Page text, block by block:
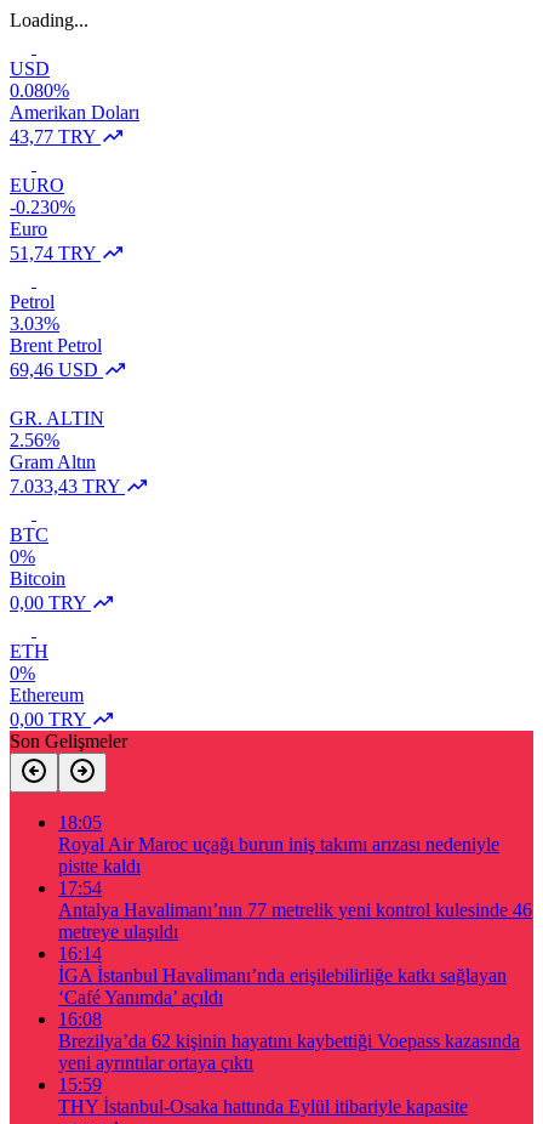
Loading...
USD
0.080%
Amerikan Doları
43,77 TRY
EURO
-0.230%
Euro
51,74 TRY
Petrol
3.03%
Brent Petrol
69,46 USD
GR. ALTIN
2.56%
Gram Altın
7.033,43 TRY
BTC
0%
Bitcoin
0,00 TRY
ETH
0%
Ethereum
0,00 TRY
Son Gelişmeler
18:05
Royal Air Maroc uçağı burun iniş takımı arızası nedeniyle
pistte kaldı
17:54
Antalya Havalimanı’nın 77 metrelik yeni kontrol kulesinde 46
metreye ulaşıldı
16:14
İGA İstanbul Havalimanı’nda erişilebilirliğe katkı sağlayan
‘Café Yanımda’ açıldı
16:08
Brezilya’da 62 kişinin hayatını kaybettiği Voepass kazasında
yeni ayrıntılar ortaya çıktı
15:59
THY İstanbul-Osaka hattında Eylül itibariyle kapasite